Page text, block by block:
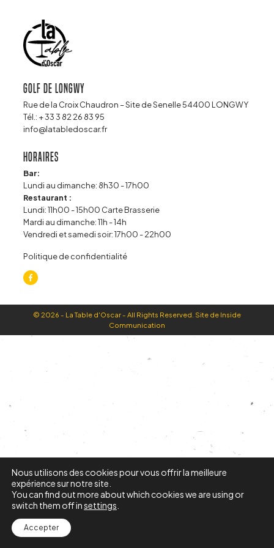
Golf de Longwy
Rue de la Croix Chaudron – Site de Senelle 54400 LONGWY
Tél.: + 33 3 82 26 83 95
info@latabledoscar.fr
Horaires
Bar:
Lundi au dimanche: 8h30 - 17h00
Restaurant :
Lundi: 11h00 - 15h00 Carte Brasserie
Mardi au dimanche: 11h - 14h
Vendredi et samedi soir: 17h00 - 22h00
Politique de confidentialité
© 2026 - La Table d'Oscar - All Rights Reserved. Site de Inside
Communication
Nous utilisons des cookies pour vous offrir la meilleure
expérience sur notre site.
You can find out more about which cookies we are using or
switch them off insettings
Accepter